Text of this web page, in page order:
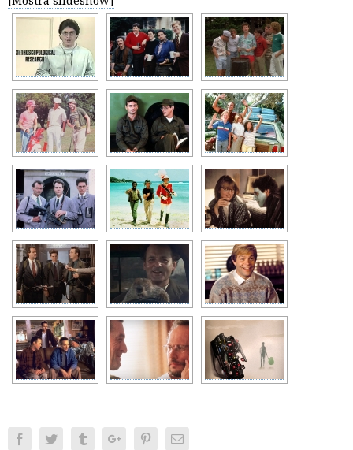
FacebookTwitter TumblrGoogle+PinterestEmail